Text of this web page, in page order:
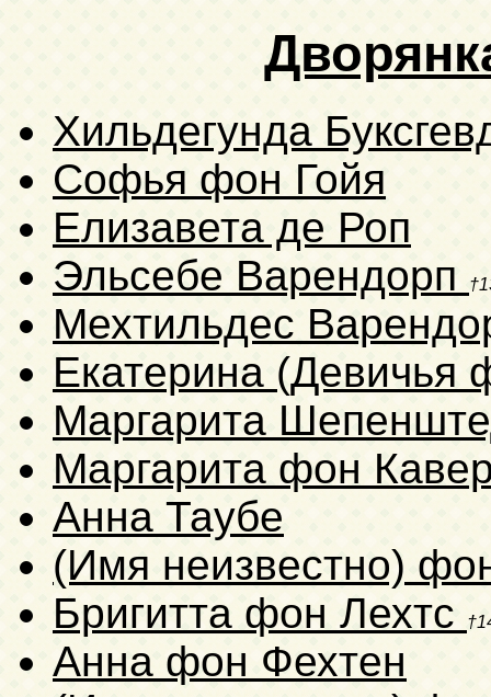
Хильдегунда
Софья фон Гойя
Елизавета де Роп
Эльсебе Варендорп
Мехтильдес
Екатерина (Девичья
Маргарита
Маргарита фон
Анна Таубе
(Имя неизвестно)
Бригитта фон Лехтс
Анна фон Фехтен